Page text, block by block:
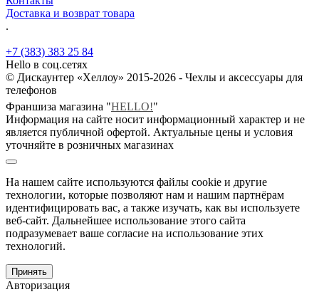
Доставка и возврат товара
.
+7 (383) 383 25 84
Hello в соц.сетях
© Дискаунтер «Хеллоу» 2015-2026 - Чехлы и аксессуары для
телефонов
Франшиза магазина "HELLO!"
Информация на сайте носит информационный характер и не
является публичной офертой. Актуальные цены и условия
уточняйте в розничных магазинах
На нашем сайте используются файлы cookie и другие
технологии, которые позволяют нам и нашим партнёрам
идентифицировать вас, а также изучать, как вы используете
веб-сайт. Дальнейшее использование этого сайта
подразумевает ваше согласие на использование этих
технологий.
Принять
Авторизация